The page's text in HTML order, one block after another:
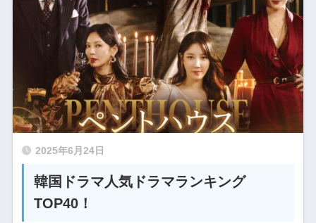
2025年6月24日
韓国ドラマ人気ドラマランキング
TOP40！